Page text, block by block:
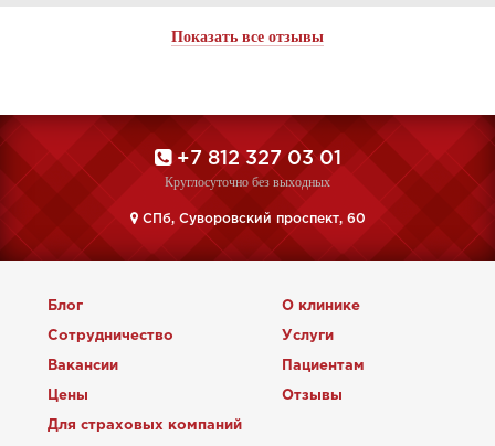
Показать все отзывы
+7 812 327 03 01
Круглосуточно без выходных
CПб, Суворовский проспект, 60
Блог О клинике
Сотрудничество Услуги
Вакансии Пациентам
Цены Отзывы
Для страховых компаний